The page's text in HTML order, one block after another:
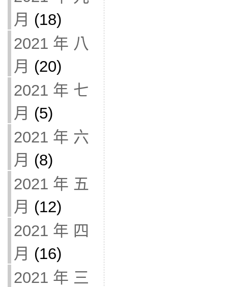
月 (18)
2021 年 八
月 (20)
2021 年 七
月 (5)
2021 年 六
月 (8)
2021 年 五
月 (12)
2021 年 四
月 (16)
2021 年 三